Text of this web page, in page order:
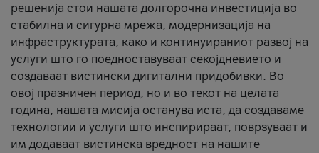
решенија стои нашата долгорочна инвестиција во
стабилна и сигурна мрежа, модернизација на
инфраструктурата, како и континуираниот развој на
услуги што го поедноставуваат секојдневието и
создаваат вистински дигитални придобивки. Во
овој празничен период, но и во текот на целата
година, нашата мисија останува иста, да создаваме
технологии и услуги што инспирираат, поврзуваат и
им додаваат вистинска вредност на нашите